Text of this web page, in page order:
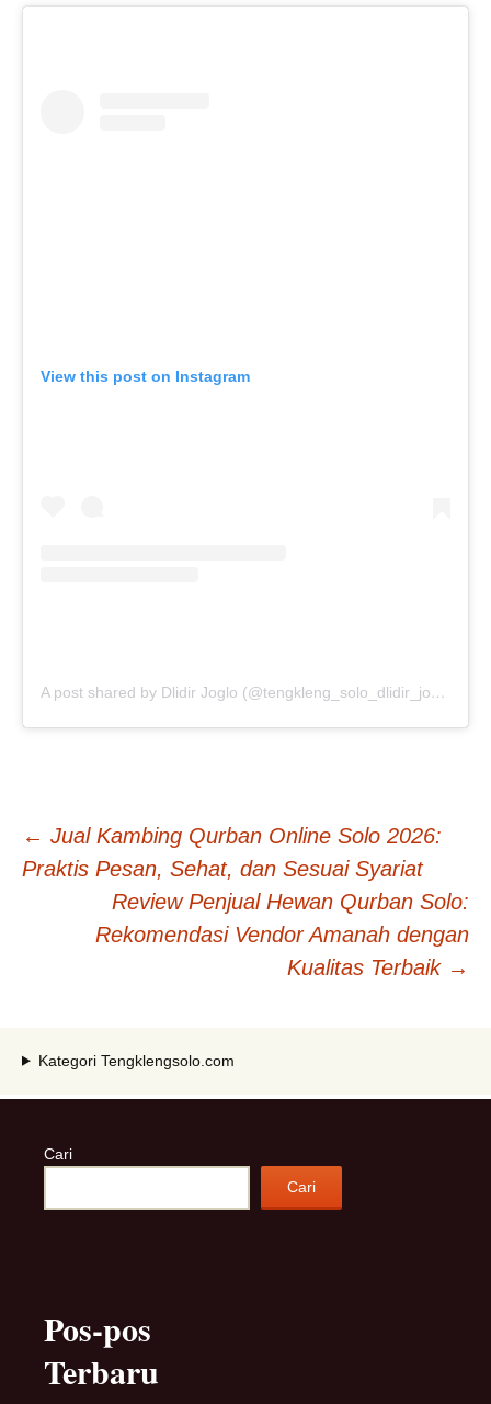
View this post on Instagram
A post shared by Dlidir Joglo (@tengkleng_solo_dlidir_joglo)
Navigasi
Tulisan
← Jual Kambing Qurban Online Solo 2026:
Praktis Pesan, Sehat, dan Sesuai Syariat
Review Penjual Hewan Qurban Solo:
Rekomendasi Vendor Amanah dengan
Kualitas Terbaik →
Kategori Tengklengsolo.com
Cari
Cari
Pos-pos
Terbaru